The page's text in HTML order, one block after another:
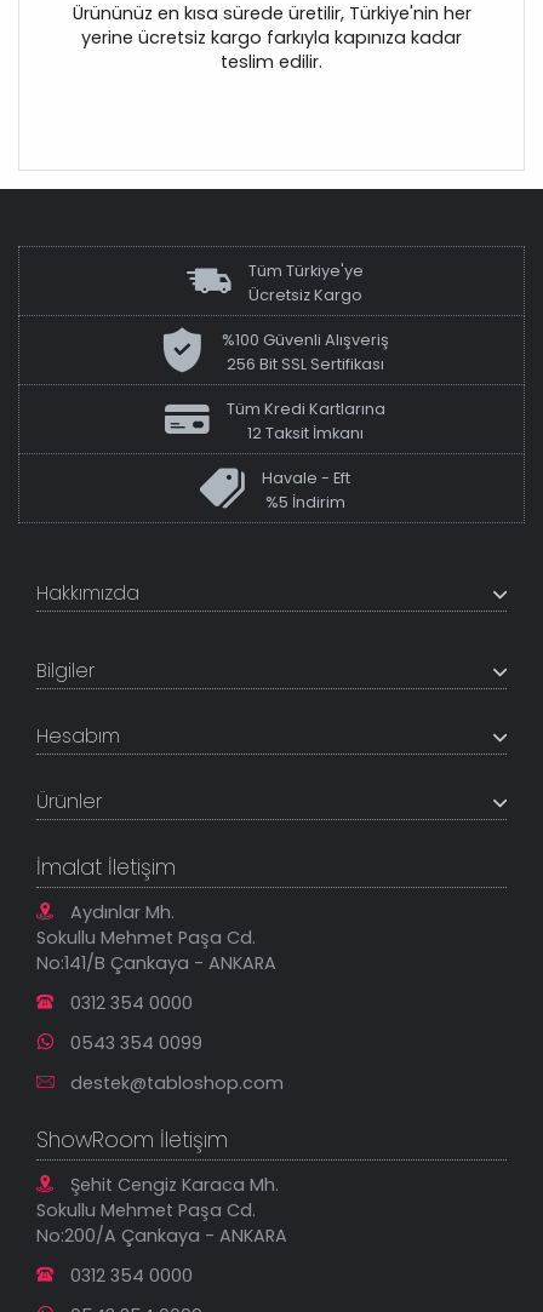
Ürününüz en kısa sürede üretilir, Türkiye'nin her
yerine ücretsiz kargo farkıyla kapınıza kadar
teslim edilir.
Tüm Türkiye'ye
Ücretsiz Kargo
%100 Güvenli Alışveriş
256 Bit SSL Sertifikası
Tüm Kredi Kartlarına
12 Taksit İmkanı
Havale - Eft
%5 İndirim
Hakkımızda
TabloShop, müşteri memnuniyetini en üst seviyede
tutmaya çalışır. Uzman kadrosu ile profesyonel işçilikle
Bilgiler
İletişim Bilgileri
Banka Hesapları
Sık Sorulan Sorular
Hesabım
Tüm Siparişlerim
Geçerli İade Koşulları
Mesafeli Satış Sözleşmesi
Gizlilik Güvenlik Politikası
Ürünler
Tablonu Sen Tasarla
Tablo Saatler
Yeni Eklenenler
En Çok Satılanlar
İndirimli Tablolar
İmalat İletişim
Aydınlar Mh.
Sokullu Mehmet Paşa Cd.
No:141/B Çankaya - ANKARA
0312 354 0000
0543 354 0099
destek@tabloshop.com
ShowRoom İletişim
Şehit Cengiz Karaca Mh.
Sokullu Mehmet Paşa Cd.
No:200/A Çankaya - ANKARA
0312 354 0000